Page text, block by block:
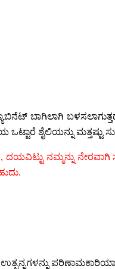
ಬಾಗಿಲಾಗಿ
ಶೈಲಿಯನ್ನು ಮತ್ತಷ್ಟು
ನಮ್ಮನ್ನು
ಪರಿಣಾಮಕಾರಿಯಾಗಿ